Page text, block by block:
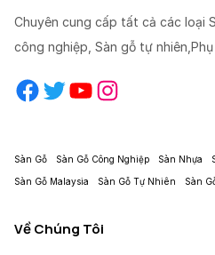
Chuyên cung cấp tất cả các loại
công nghiệp, Sàn gỗ tự nhiên,Phụ
Facebook Twitter YouTube Instagram
Sàn Gỗ Sàn Gỗ Công Nghiệp Sàn Nhựa
Sàn Gỗ Malaysia Sàn Gỗ Tự Nhiên Sàn
Về Chúng Tôi